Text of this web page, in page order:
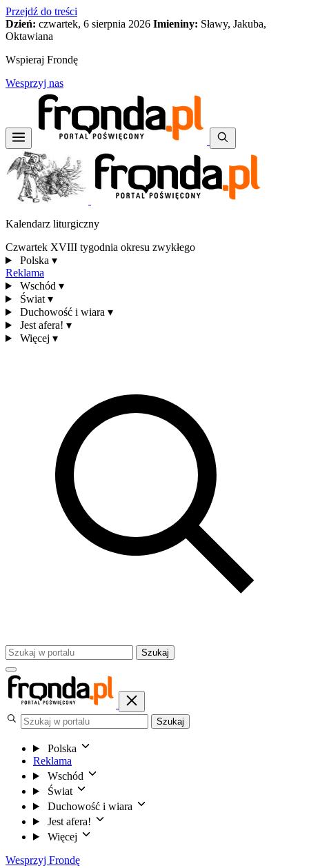
Przejdź do treści
Dzień: czwartek, 6 sierpnia 2026 Imieniny: Sławy, Jakuba,
Oktawiana
Wspieraj Frondę
Wesprzyj nas
Kalendarz liturgiczny
Czwartek XVIII tygodnia okresu zwykłego
Polska ▾
Reklama
Wschód ▾
Świat ▾
Duchowość i wiara ▾
Jest afera! ▾
Więcej ▾
Szukaj
Szukaj
Polska
Reklama
Wschód
Świat
Duchowość i wiara
Jest afera!
Więcej
Wesprzyj Frondę